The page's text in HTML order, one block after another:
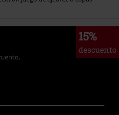
15%
descuento